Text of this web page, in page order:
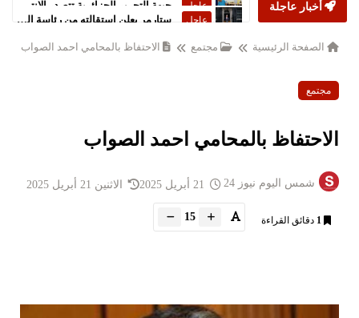
أخبار عاجلة عاجل
الصفحة الرئيسية مجتمع الاحتفاظ بالمحامي احمد الصواب
مجتمع
الاحتفاظ بالمحامي احمد الصواب
شمس اليوم نيوز 24 الاثنين 21 أبريل 2025
1 دقائق القراءة 15